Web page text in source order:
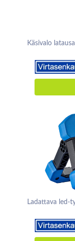
Käsivalo
Ladattava led-